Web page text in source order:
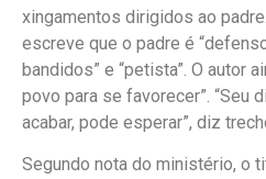
xingamentos dirigidos ao
escreve que o padre é
bandidos” e “petista”. O autor
povo para se favorecer”. “Seu
acabar, pode esperar”, diz
Segundo nota do ministério, o